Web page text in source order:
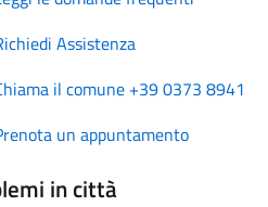
Assistenza
il comune +39 0373 8941
un appuntamento
in città